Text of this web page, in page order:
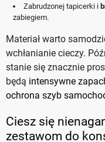
Zabrudzonej tapicerki i
zabiegiem.
Materiał warto
wchłanianie cieczy.
stanie się znacznie
będą intensywne
ochrona szyb
Ciesz się
zestawom do